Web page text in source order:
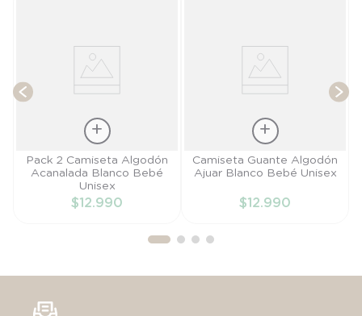
Talla
Pack 2 Camiseta Algodón
Acanalada Blanco Bebé
Unisex
$12.990
Talla
Camiseta Guante Algodón
Ajuar Blanco Bebé Unisex
$12.990